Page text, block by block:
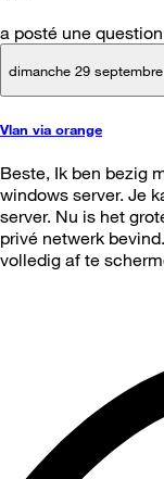
a posté une question
dimanche 29
Vlan via orange
Beste, Ik ben bezig
windows server. Je
server. Nu is het
privé netwerk
volledig af te